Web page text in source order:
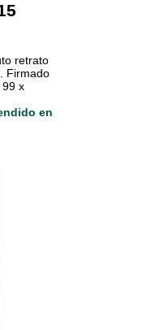
retrato
Firmado
99 x
en